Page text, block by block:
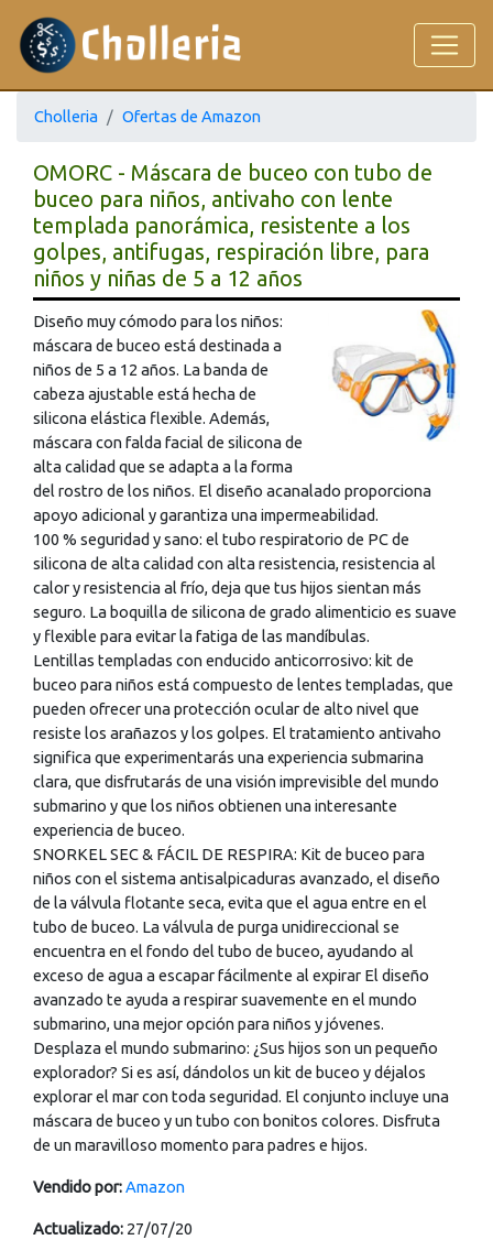
Cholleria Ofertas de Amazon
OMORC - Máscara de buceo con tubo de
buceo para niños, antivaho con lente
templada panorámica, resistente a los
golpes, antifugas, respiración libre, para
niños y niñas de 5 a 12 años
Diseño muy cómodo para los niños:
máscara de buceo está destinada a
niños de 5 a 12 años. La banda de
cabeza ajustable está hecha de
silicona elástica flexible. Además,
máscara con falda facial de silicona de
alta calidad que se adapta a la forma
del rostro de los niños. El diseño acanalado proporciona
apoyo adicional y garantiza una impermeabilidad.
100 % seguridad y sano: el tubo respiratorio de PC de
silicona de alta calidad con alta resistencia, resistencia al
calor y resistencia al frío, deja que tus hijos sientan más
seguro. La boquilla de silicona de grado alimenticio es suave
y flexible para evitar la fatiga de las mandíbulas.
Lentillas templadas con enducido anticorrosivo: kit de
buceo para niños está compuesto de lentes templadas, que
pueden ofrecer una protección ocular de alto nivel que
resiste los arañazos y los golpes. El tratamiento antivaho
significa que experimentarás una experiencia submarina
clara, que disfrutarás de una visión imprevisible del mundo
submarino y que los niños obtienen una interesante
experiencia de buceo.
SNORKEL SEC & FÁCIL DE RESPIRA: Kit de buceo para
niños con el sistema antisalpicaduras avanzado, el diseño
de la válvula flotante seca, evita que el agua entre en el
tubo de buceo. La válvula de purga unidireccional se
encuentra en el fondo del tubo de buceo, ayudando al
exceso de agua a escapar fácilmente al expirar El diseño
avanzado te ayuda a respirar suavemente en el mundo
submarino, una mejor opción para niños y jóvenes.
Desplaza el mundo submarino: ¿Sus hijos son un pequeño
explorador? Si es así, dándolos un kit de buceo y déjalos
explorar el mar con toda seguridad. El conjunto incluye una
máscara de buceo y un tubo con bonitos colores. Disfruta
de un maravilloso momento para padres e hijos.
Vendido por:Amazon
Actualizado: 27/07/20